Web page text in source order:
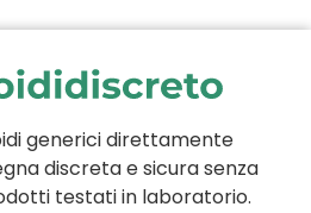
generici direttamente
discreta e sicura senza
testati in laboratorio.